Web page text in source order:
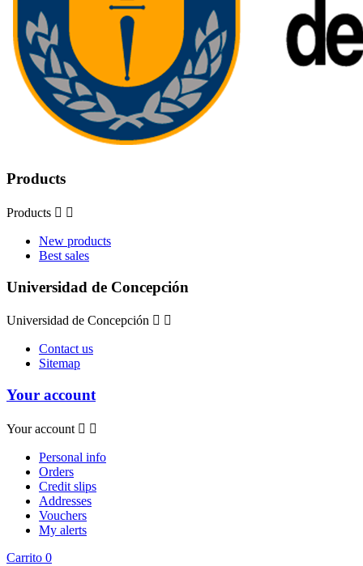
Products
Products  
New products
Best sales
Universidad de Concepción
Universidad de Concepción  
Contact us
Sitemap
Your account
Your account  
Personal info
Orders
Credit slips
Addresses
Vouchers
My alerts
Carrito 0